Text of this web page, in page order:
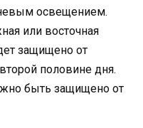
освещением.
или восточная
защищено от
половине дня.
быть защищено от